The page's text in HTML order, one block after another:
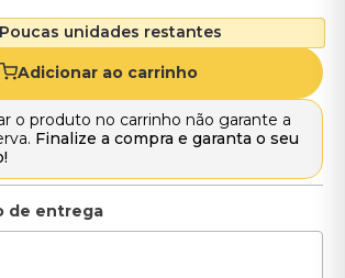
Poucas unidades restantes
Adicionar ao carrinho
o produto no carrinho não garante a
Finalize a compra e garanta o seu